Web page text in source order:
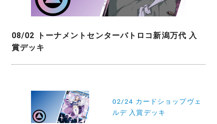
08/02 トーナメントセンターバトロコ新潟万代 入
賞デッキ
02/24 カードショップヴェ
ルデ 入賞デッキ